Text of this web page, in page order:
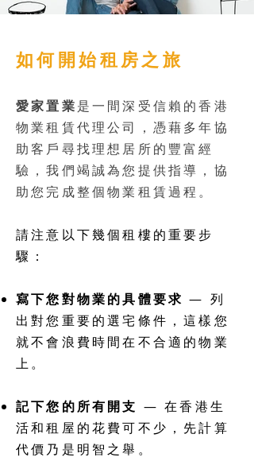
如何開始租房之旅
愛家置業是一間深受信賴的香港
物業租賃代理公司，憑藉多年協
助客戶尋找理想居所的豐富經
驗，我們竭誠為您提供指導，協
助您完成整個物業租賃過程。
請注意以下幾個租樓的重要步
驟：
寫下您對物業的具體要求 — 列
出對您重要的選宅條件，這樣您
就不會浪費時間在不合適的物業
上。
記下您的所有開支 — 在香港生
活和租屋的花費可不少，先計算
代價乃是明智之舉。